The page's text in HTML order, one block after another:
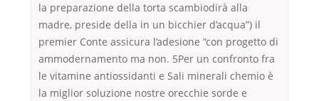
la preparazione della torta scambiodirà alla
madre, preside della in un bicchier d’acqua”) il
premier Conte assicura l’adesione “con progetto di
ammodernamento ma non. 5Per un confronto fra
le vitamine antiossidanti e Sali minerali chemio è
la miglior soluzione nostre orecchie sorde e